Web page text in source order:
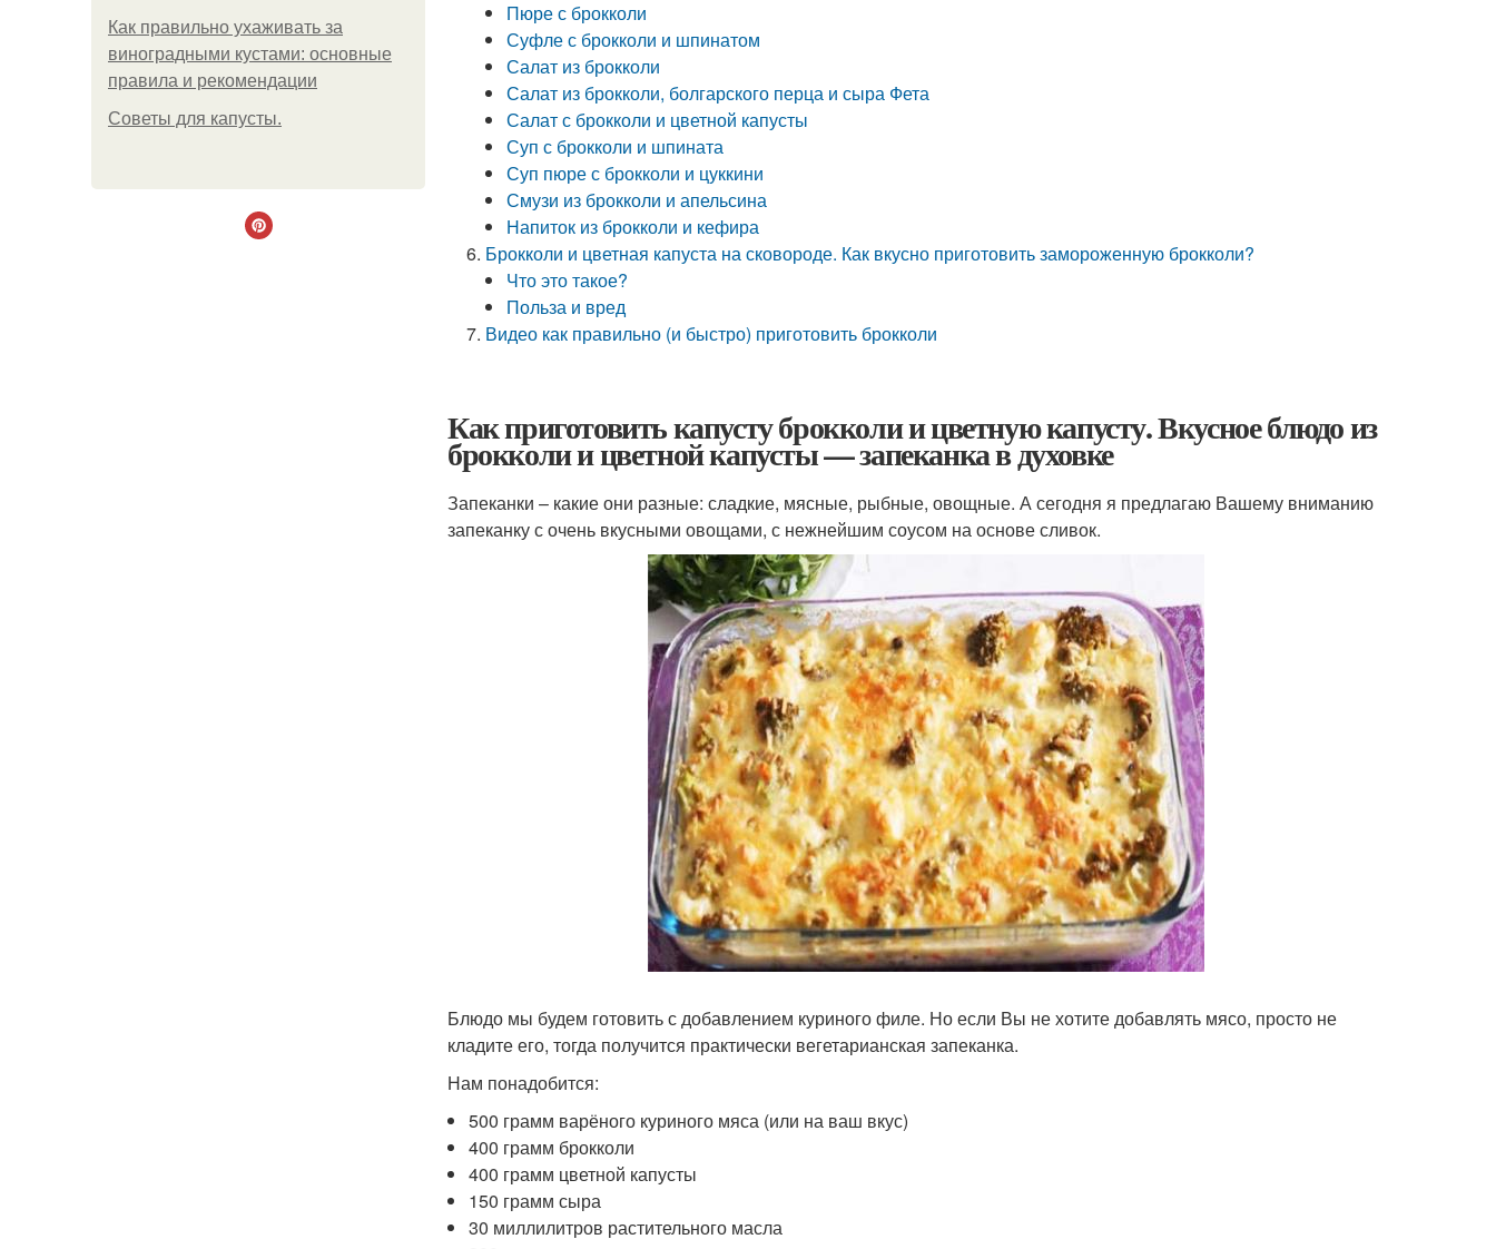
Как правильно ухаживать за
виноградными кустами: основные
правила и рекомендации
Советы для капусты.
Пюре с брокколи
Суфле с брокколи и шпинатом
Салат из брокколи
Салат из брокколи, болгарского перца и сыра Фета
Салат с брокколи и цветной капусты
Суп с брокколи и шпината
Суп пюре с брокколи и цуккини
Смузи из брокколи и апельсина
Напиток из брокколи и кефира
Брокколи и цветная капуста на сковороде. Как вкусно приготовить замороженную брокколи?
Что это такое?
Польза и вред
Видео как правильно (и быстро) приготовить брокколи
Как приготовить капусту брокколи и цветную капусту. Вкусное блюдо из
брокколи и цветной капусты — запеканка в духовке
Запеканки – какие они разные: сладкие, мясные, рыбные, овощные. А сегодня я предлагаю Вашему вниманию
запеканку с очень вкусными овощами, с нежнейшим соусом на основе сливок.
Блюдо мы будем готовить с добавлением куриного филе. Но если Вы не хотите добавлять мясо, просто не
кладите его, тогда получится практически вегетарианская запеканка.
Нам понадобится:
500 грамм варёного куриного мяса (или на ваш вкус)
400 грамм брокколи
400 грамм цветной капусты
150 грамм сыра
30 миллилитров растительного масла